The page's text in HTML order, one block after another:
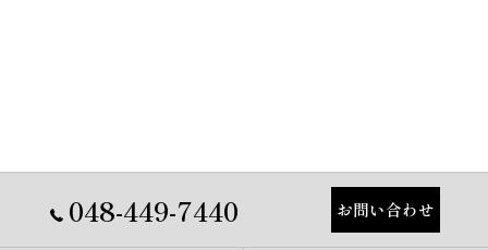
048-449-7440 お問い合わせ